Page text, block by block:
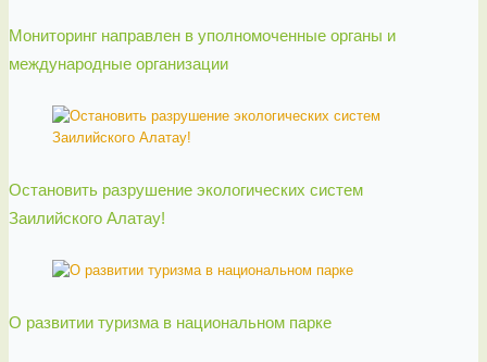
Мониторинг направлен в уполномоченные органы и
международные организации
Остановить разрушение экологических систем
Заилийского Алатау!
О развитии туризма в национальном парке